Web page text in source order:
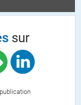
d’Annie Lacroix-
nazisme pour contrer
» par les élites
n’avait rien
Normal : les
sur